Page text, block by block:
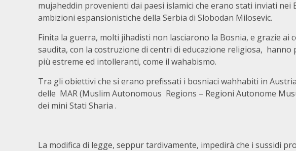
mujaheddin provenienti dai paesi islamici che erano stati inviati
ambizioni espansionistiche della Serbia di Slobodan Milosevic.
Finita la guerra, molti jihadisti non lasciarono la Bosnia, e grazie
saudita, con la costruzione di centri di educazione religiosa, hanno
più estreme ed intolleranti, come il wahabismo.
Tra gli obiettivi che si erano prefissati i bosniaci wahhabiti in
delle MAR (Muslim Autonomous Regions – Regioni Autonome
dei mini Stati Sharia .
La modifica di legge, seppur tardivamente, impedirà che i sussidi